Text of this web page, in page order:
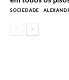
SOCIEDADE